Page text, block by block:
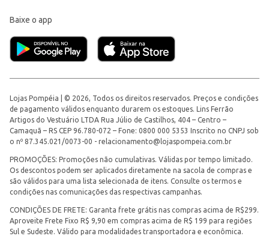
Baixe o app
Lojas Pompéia | © 2026, Todos os direitos reservados. Preços e condições
de pagamento válidos enquanto durarem os estoques. Lins Ferrão
Artigos do Vestuário LTDA Rua Júlio de Castilhos, 404 – Centro –
Camaquã – RS CEP 96.780-072 – Fone: 0800 000 5353 Inscrito no CNPJ sob
o nº 87.345.021/0073-00 - relacionamento@lojaspompeia.com.br
PROMOÇÕES: Promoções não cumulativas. Válidas por tempo limitado.
Os descontos podem ser aplicados diretamente na sacola de compras e
são válidos para uma lista selecionada de itens. Consulte os termos e
condições nas comunicações das respectivas campanhas.
CONDIÇÕES DE FRETE: Garanta frete grátis nas compras acima de R$299.
Aproveite Frete Fixo R$ 9,90 em compras acima de R$ 199 para regiões
Sul e Sudeste. Válido para modalidades transportadora e econômica.